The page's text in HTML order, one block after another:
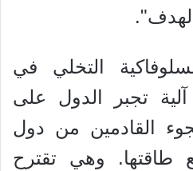
التخلي في
تجبر الدول على
القادمين من دول
طاقتها. وهي تقترح